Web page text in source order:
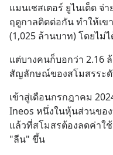
แมนเชสเตอร์ ยูไนเต็ด จ่
ฤดูกาลติดต่อกัน ทำให้เข
(1,025 ล้านบาท) โดยไม่
แต่บางคนก็บอกว่า 2.16
สัญลักษณ์ของสโมสรระ
เข้าสู่เดือนกรกฎาคม
Ineos หนึ่งในหุ้นส่วนขอ
แล้วที่สโมสรต้องลดค่าใ
"ลีน" ขึ้น